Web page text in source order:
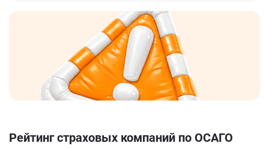
Рейтинг страховых компаний по ОСАГО